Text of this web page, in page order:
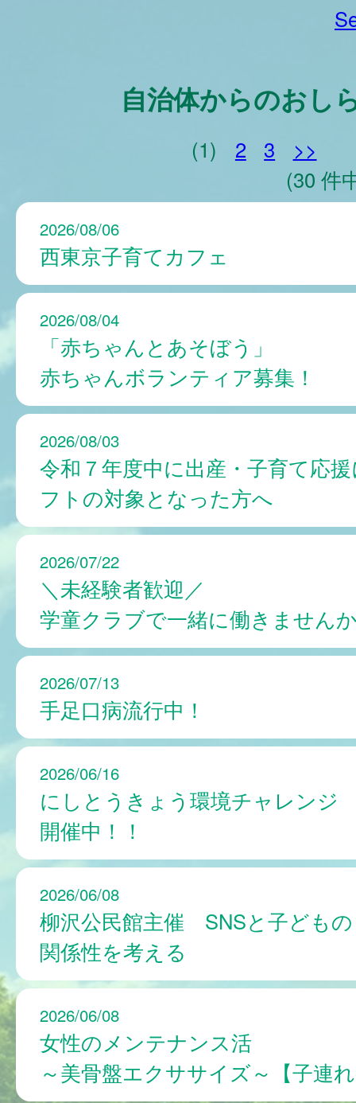
自治体からのおし
(1) 2 3
>>
(30 件
2026/08/06
西東京子育てカフェ
2026/08/04
「赤ちゃんとあそぼう」
赤ちゃんボランティア募集！
2026/08/03
令和７年度中に出産・子育て応
フトの対象となった方へ
2026/07/22
＼未経験者歓迎／
学童クラブで一緒に働きません
2026/07/13
手足口病流行中！
2026/06/16
にしとうきょう環境チャレンジ
開催中！！
2026/06/08
柳沢公民館主催 SNSと子どもの
関係性を考える
2026/06/08
女性のメンテナンス活
～美骨盤エクササイズ～【子連